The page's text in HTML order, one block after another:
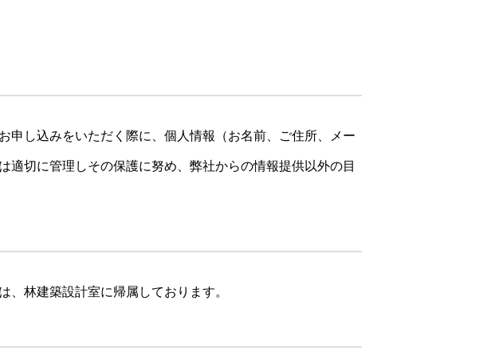
申し込みをいただく際に、個人情報（お名前、ご住所、メー
切に管理しその保護に努め、弊社からの情報提供以外の目
林建築設計室に帰属しております。